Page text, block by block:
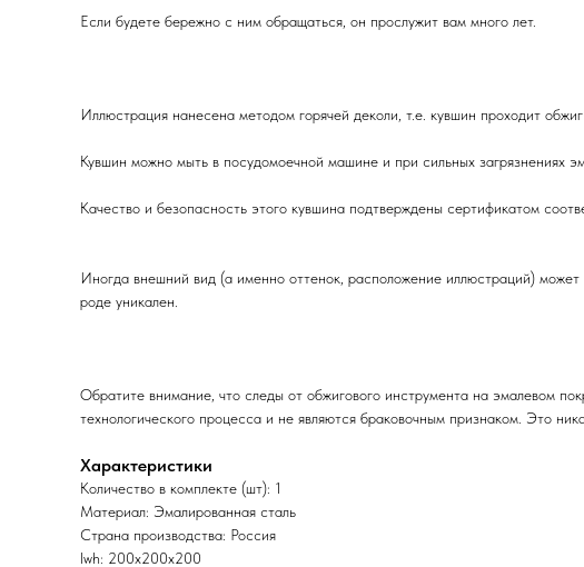
Если будете бережно с ним обращаться, он прослужит вам много лет.
Иллюстрация нанесена методом горячей деколи, т.е. кувшин проходит
Кувшин можно мыть в посудомоечной машине и при сильных загрязнениях
Качество и безопасность этого кувшина подтверждены сертификатом
Иногда внешний вид (а именно оттенок, расположение иллюстраций) может
роде уникален.
Обратите внимание, что следы от обжигового инструмента на эмалевом
технологического процесса и не являются браковочным признаком. Это
Характеристики
Количество в комплекте (шт): 1
Материал: Эмалированная сталь
Страна производства: Россия
lwh: 200x200x200